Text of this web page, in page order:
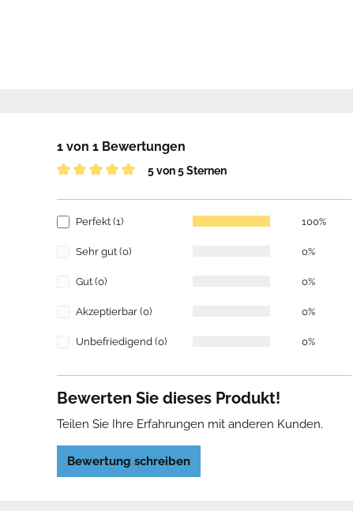
1 von 1 Bewertungen
5 von 5 Sternen
Perfekt (1) 100%
Sehr gut (0) 0%
Gut (0) 0%
Akzeptierbar (0) 0%
Unbefriedigend (0) 0%
Bewerten Sie dieses Produkt!
Teilen Sie Ihre Erfahrungen mit anderen Kunden.
Bewertung schreiben